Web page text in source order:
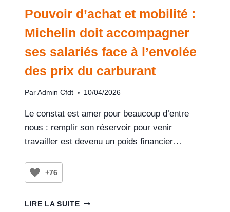
Pouvoir d’achat et mobilité :
Michelin doit accompagner
ses salariés face à l’envolée
des prix du carburant
Par Admin Cfdt 10/04/2026
Le constat est amer pour beaucoup d’entre
nous : remplir son réservoir pour venir
travailler est devenu un poids financier…
+76
LIRE LA SUITE